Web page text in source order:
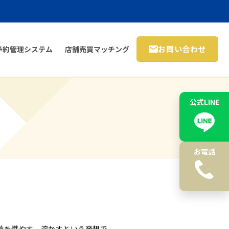
約管理システム 店舗売買マッチング お問い合わせ
公式LINE
お電話